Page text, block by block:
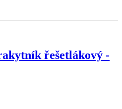
řešetlákový -